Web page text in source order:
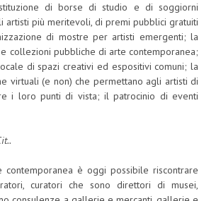
di borse di studio e di soggiorni
artisti più meritevoli, di premi pubblici gratuiti
di mostre per artisti emergenti; la
collezioni pubbliche di arte contemporanea;
di spazi creativi ed espositivi comuni; la
virtuali (e non) che permettano agli artisti di
i loro punti di vista; il patrocinio di eventi
contemporanea è oggi possibile riscontrare
curatori che sono direttori di musei,